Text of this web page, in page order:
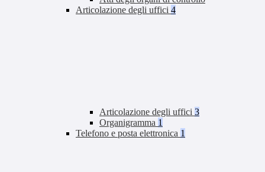
Articolazione degli uffici 4
Articolazione degli uffici 3
Organigramma 1
Telefono e posta elettronica 1